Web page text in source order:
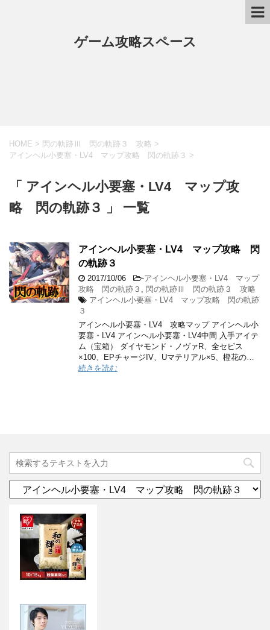
ゲーム攻略スペース
HOME > 閃の軌跡Ⅲ 閃の軌跡３ 攻略 >
アインヘル小要塞・LV4 マップ攻略 閃の軌跡３ >
「 アインヘル小要塞・LV4 マップ攻
略 閃の軌跡３ 」 一覧
アインヘル小要塞・LV4 マップ攻略 閃
の軌跡３
2017/10/06 -アインヘル小要塞・LV4 マップ
攻略 閃の軌跡３
閃の軌跡Ⅲ 閃の軌跡３ 攻略
アインヘル小要塞・LV4 マップ攻略 閃の軌跡
３
アインヘル小要塞・LV4 攻略マップ アインヘル小
要塞・LV4 アインヘル小要塞・LV4中間 入手アイテ
ム（宝箱） ダイヤモンド・ノヴァR、全セピス
×100、EPチャージIV、Uマテリアル×5、橙花の…
続きを読む
テ